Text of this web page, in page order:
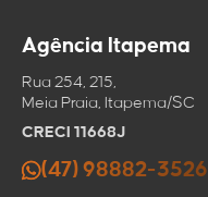
Agência Itapema
Rua 254, 215,
Meia Praia, Itapema/SC
CRECI 11668J
(47) 98882-3526